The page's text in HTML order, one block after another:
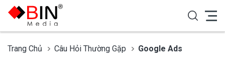
Trang Chủ Câu Hỏi Thường Gặp Google Ads